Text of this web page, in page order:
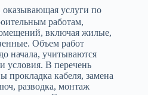
услуги по
работам,
включая жилые,
Объем работ
начала, учитываются
условия. В перечень
кабеля, замена
разводка, монтаж